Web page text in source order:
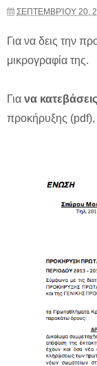
ΣΕΠΤΕΜΒΡΊΟΥ 20,
Για να δεις την
μικρογραφία της.
Για να
προκήρυξης